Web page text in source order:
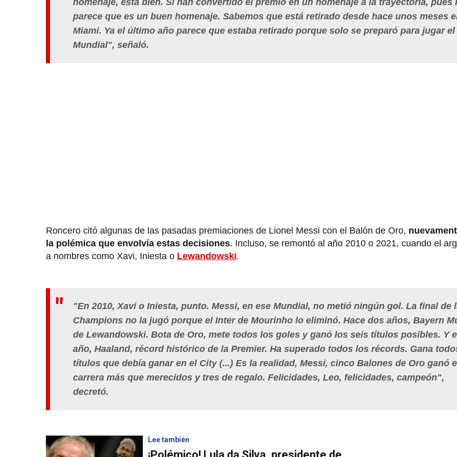
homenaje, está bien. Si han convertido el premio en un homenaje a la trayectoria, pues
parece que es un buen homenaje. Sabemos que está retirado desde hace unos meses
Miami. Ya el último año parece que estaba retirado porque solo se preparó para jugar el
Mundial", señaló.
Roncero citó algunas de las pasadas premiaciones de Lionel Messi con el Balón de Oro,
la polémica que envolvía estas decisiones. Incluso, se remontó al año 2010 o 2021, cuando el
a nombres como Xavi, Iniesta o Lewandowski.
"En 2010, Xavi o Iniesta, punto. Messi, en ese Mundial, no metió ningún gol. La final de
Champions no la jugó porque el Inter de Mourinho lo eliminó. Hace dos años, Bayern
de Lewandowski. Bota de Oro, mete todos los goles y ganó los seis títulos posibles. Y
año, Haaland, récord histórico de la Premier. Ha superado todos los récords. Gana
títulos que debía ganar en el City (...) Es la realidad, Messi, cinco Balones de Oro ganó
carrera más que merecidos y tres de regalo. Felicidades, Leo, felicidades, campeón",
decretó.
Lee también